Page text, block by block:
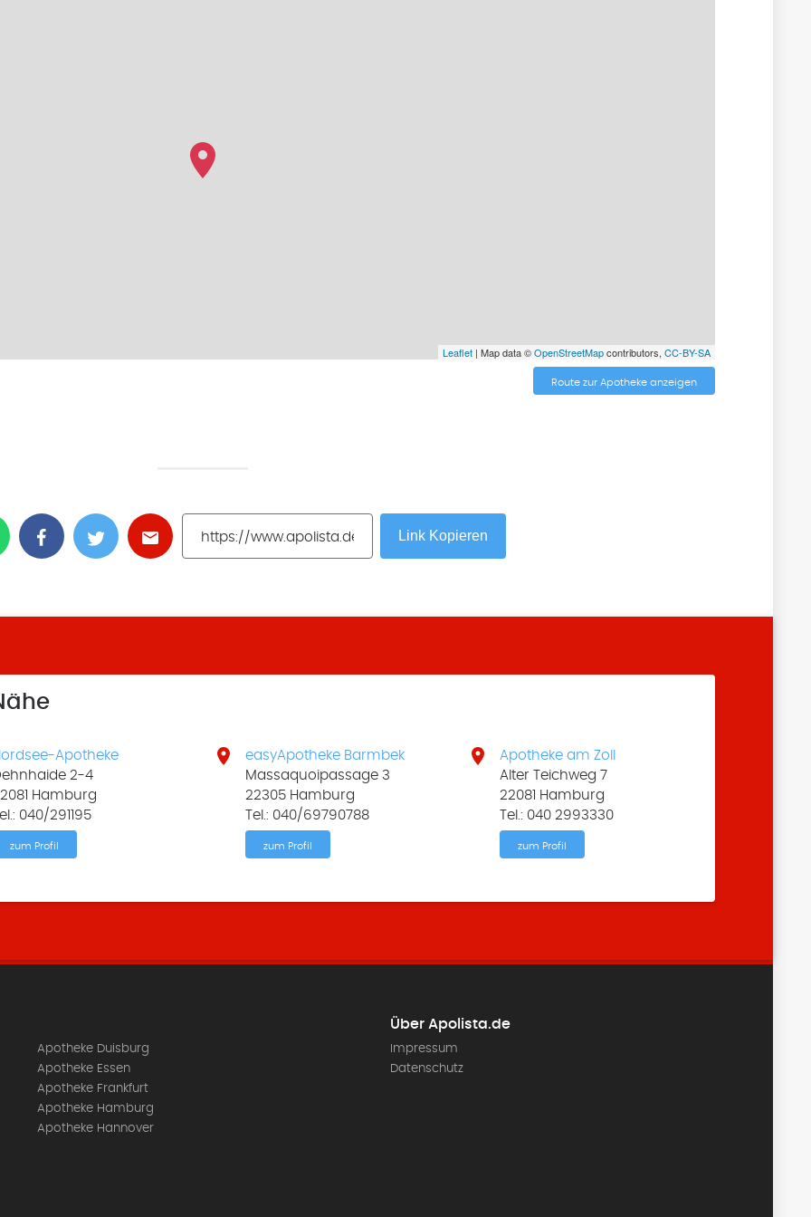
Leaflet| Map data ©OpenStreetMapcontributors, CC-BY-SA
Route zur Apotheke anzeigen
Link Kopieren
Apotheke
2-4
Hamburg
040/291195
zum Profil

easyApotheke Barmbek
Massaquoipassage 3
22305 Hamburg
Tel.: 040/69790788
zum Profil

Apotheke am Zoll
Alter Teichweg 7
22081 Hamburg
Tel.: 040 2993330
zum Profil
Apotheke Duisburg
Apotheke Essen
Apotheke Frankfurt
Apotheke Hamburg
Apotheke Hannover
Über Apolista.de
Impressum
Datenschutz